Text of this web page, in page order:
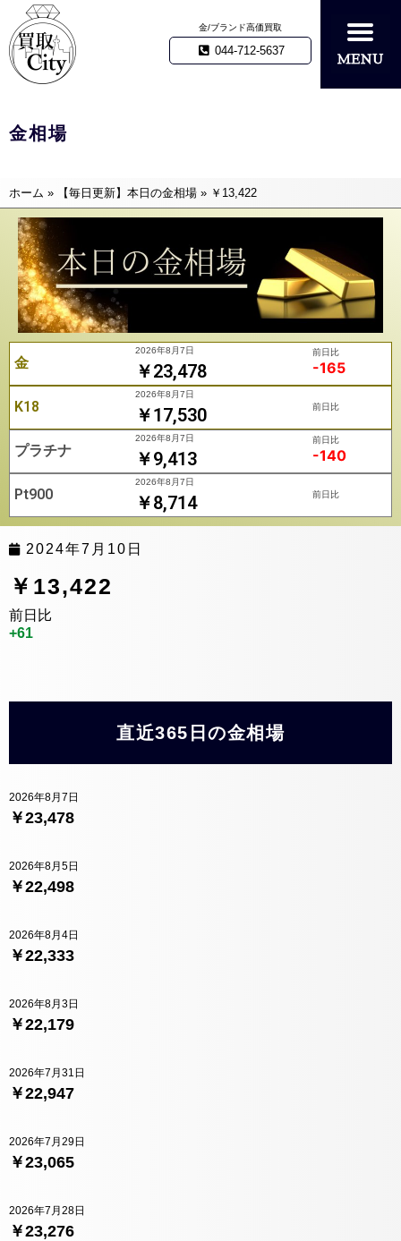
金/ブランド高価買取
044-712-5637
金相場
ホーム » 【毎日更新】本日の金相場 » ￥13,422
金 ￥23,478
2026年8月7日 前日比
-165
K18 ￥17,530
2026年8月7日
前日比
プラチナ ￥9,413
2026年8月7日 前日比
-140
Pt900 ￥8,714
2026年8月7日
前日比
2024年7月10日
￥13,422
前日比
+61
直近365日の金相場
￥23,478
2026年8月7日
￥22,498
2026年8月5日
￥22,333
2026年8月4日
￥22,179
2026年8月3日
￥22,947
2026年7月31日
￥23,065
2026年7月29日
￥23,276
2026年7月28日